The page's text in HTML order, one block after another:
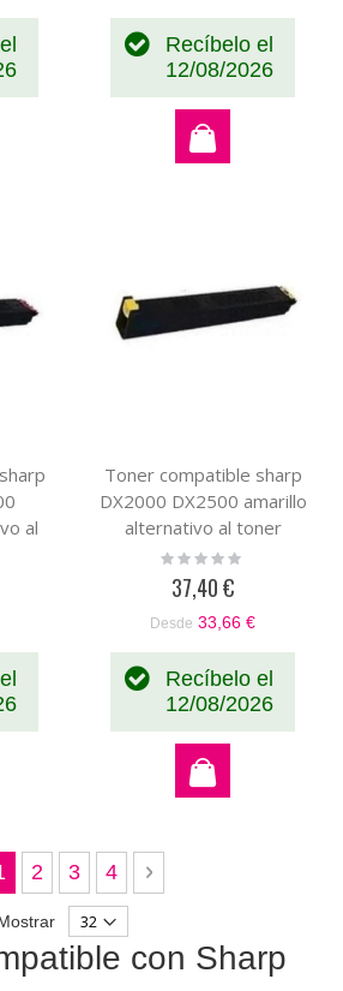
Recíbelo el
12/08/2026
al
Toner compatible sharp
DX2000 DX2500 amarillo
alternativo al toner
original DX25GTYA
Rating:
37,40 €
Desde 33,66 €
Recíbelo el
12/08/2026
estás leyendo página
Página
2 Página
3 Página
4 Página
Siguiente
con Sharp